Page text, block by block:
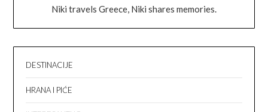
Niki travels Greece, Niki shares memories.
DESTINACIJE
HRANA I PIĆE